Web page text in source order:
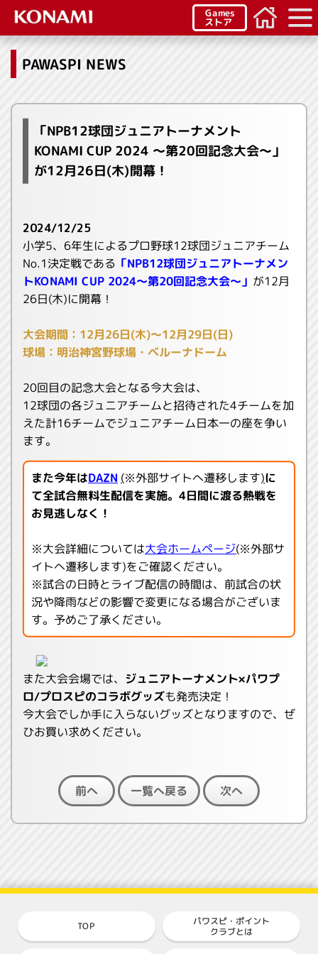
Games
ストア
PAWASPI NEWS
「NPB12球団ジュニアトーナメント
KONAMI CUP 2024 ～第20回記念大会～」
が12月26日(木)開幕！
2024/12/25
小学5、6年生によるプロ野球12球団ジュニアチーム
No.1決定戦である 「NPB12球団ジュニアトーナメン
トKONAMI CUP 2024～第20回記念大会～」 が12月
26日(木)に開幕！
大会期間：12月26日(木)～12月29日(日)
球場：明治神宮野球場・ベルーナドーム
20回目の記念大会となる今大会は、
12球団の各ジュニアチームと招待された4チームを加
えた計16チームでジュニアチーム日本一の座を争い
ます。
また今年はDAZN (※外部サイトへ遷移します)に
て全試合無料生配信を実施。4日間に渡る熱戦を
お見逃しなく！
※大会詳細については大会ホームページ(※外部サ
イトへ遷移します)をご確認ください。
※試合の日時とライブ配信の時間は、前試合の状
況や降雨などの影響で変更になる場合がございま
す。予めご了承ください。
また大会会場では、 ジュニアトーナメント×パワプ
ロ/プロスピのコラボグッズも発売決定！
今大会でしか手に入らないグッズとなりますので、ぜ
ひお買い求めください。
前へ 一覧へ戻る 次へ
TOP パワスピ・ポイント
クラブとは